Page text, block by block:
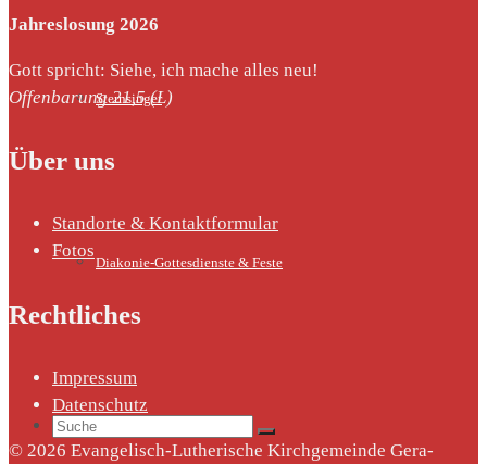
Sternsinger
Diakonie-Gottesdienste & Feste
Suche
Jahreslosung 2026
Gott spricht: Siehe, ich mache alles neu!
Offenbarung 21,5 (L)
Über uns
Standorte & Kontaktformular
Fotos
Rechtliches
Impressum
Datenschutz
© 2026 Evangelisch-Lutherische Kirchgemeinde Gera-